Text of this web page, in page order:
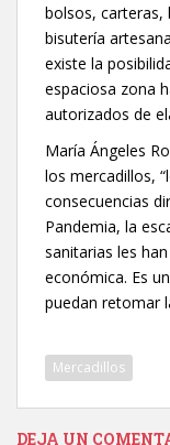
bolsos, carteras,
bisutería
existe la
espaciosa zona
autorizados de
María Ángeles
los mercadillos,
consecuencias
Pandemia, la
sanitarias les
económica. Es
puedan retomar
Mercadillos
DEJA UN